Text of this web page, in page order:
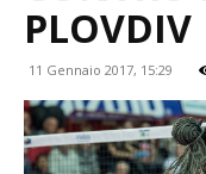
PLOVDIV
11 Gennaio 2017, 15:29